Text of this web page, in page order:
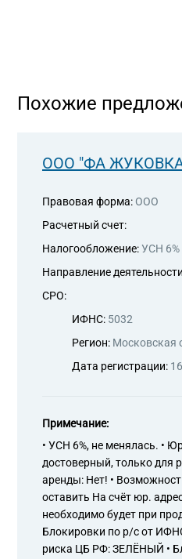
Похожие
ООО "ФА
Правовая форма: ООО
Расчетный счет:
Налогообложение:УСН 6%
Направление
СРО:
ИФНС: 5032
Регион: Московская
Дата регистрации:
Примечание:
• УСН 6%, не менялась. •
достоверный, только для
аренды: Нет! •
оставить На счёт юр.
необходимо будет при
Блокировки по р/с от
риска ЦБ РФ: ЗЕЛЁНЫЙ •